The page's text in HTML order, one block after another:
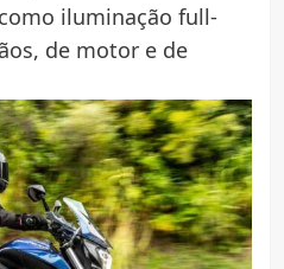
iluminação full-
de motor e de